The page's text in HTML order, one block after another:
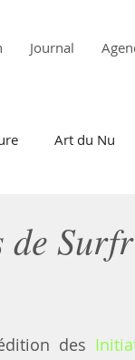
Journal
Art du Nu
des